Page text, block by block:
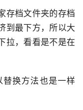
存档文件夹的存档
到最下方，所以大
拉，看看是不是在
换方法也是一样